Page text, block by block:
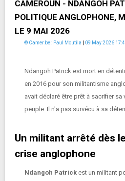
CAMEROUN - NDANGOH
POLITIQUE ANGLOPHONE,
LE 9 MAI 2026
© Camer.be : Paul Moutila 09 May 2026
Ndangoh Patrick est mort en
en 2016 pour son militantisme
avait déclaré être prêt à sacrifier
peuple. Il n'a pas survécu à sa
Un militant arrêté dès
crise anglophone
Ndangoh Patrick est un militant